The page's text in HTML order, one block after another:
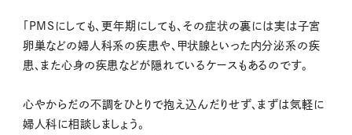
「PMSにしても、更年期にしても、その症状の裏には実は子宮
卵巣などの婦人科系の疾患や、甲状腺といった内分泌系の疾
患、また心身の疾患などが隠れているケースもあるのです。
心やからだの不調をひとりで抱え込んだりせず、まずは気軽に
婦人科に相談しましょう。